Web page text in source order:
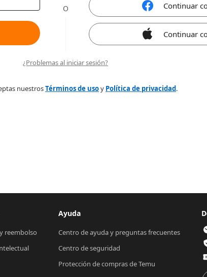
O Continuar
Continuar
¿Problemas al iniciar sesión?
nuestrosTérminos de usoy Política de privacidad.
reembolso
Ayuda
Centro de ayuda y preguntas frecuentes
Centro de seguridad
Protección de compras de Temu